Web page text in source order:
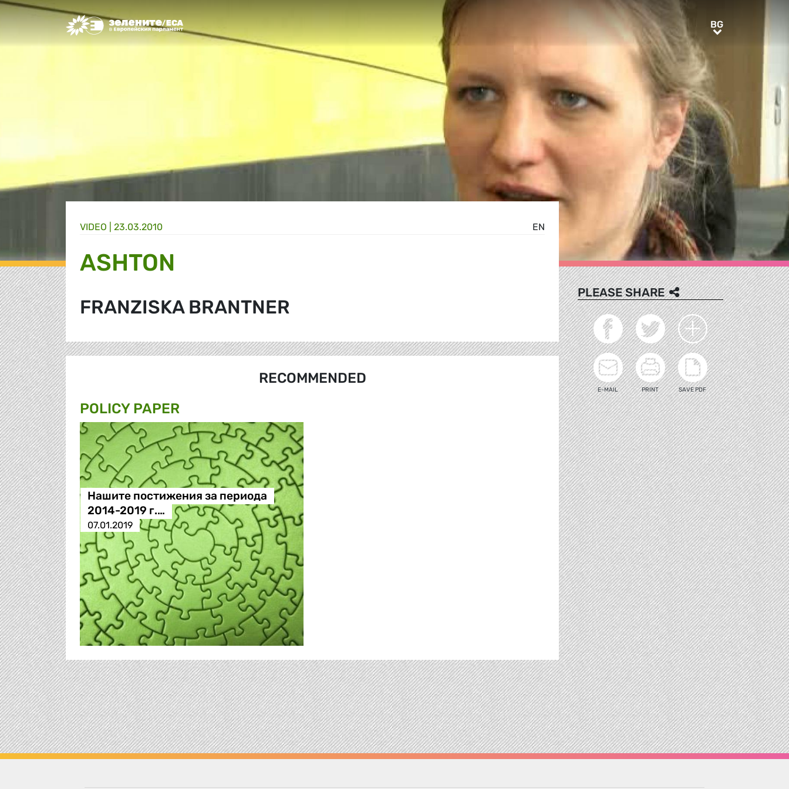
Greens/EFA Home BGBG
EN
VIDEO | 23.03.2010
ASHTON
FRANZISKA BRANTNER
RECOMMENDED
POLICY PAPER
Нашите постижения за периода
2014-2019 г.…
07.01.2019
PLEASE SHARE
E-MAIL PRINT SAVE PDF